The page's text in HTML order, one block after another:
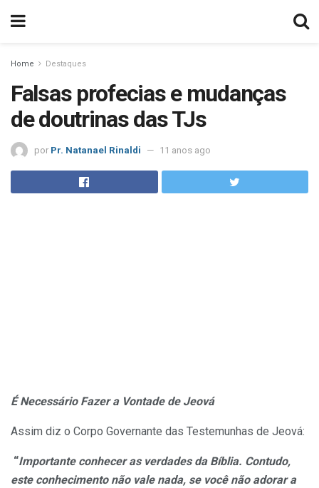
Home Destaques
Falsas profecias e mudanças
de doutrinas das TJs
por Pr. Natanael Rinaldi 11 anos ago
É Necessário Fazer a Vontade de Jeová
Assim diz o Corpo Governante das Testemunhas de Jeová:
“Importante conhecer as verdades da Bíblia. Contudo,
este conhecimento não vale nada, se você não adorar a